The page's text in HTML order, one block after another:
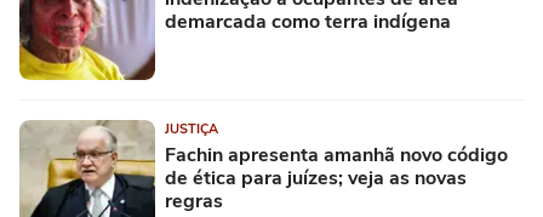
demarcada como terra indígena
JUSTIÇA
Fachin apresenta amanhã novo código
de ética para juízes; veja as novas
regras